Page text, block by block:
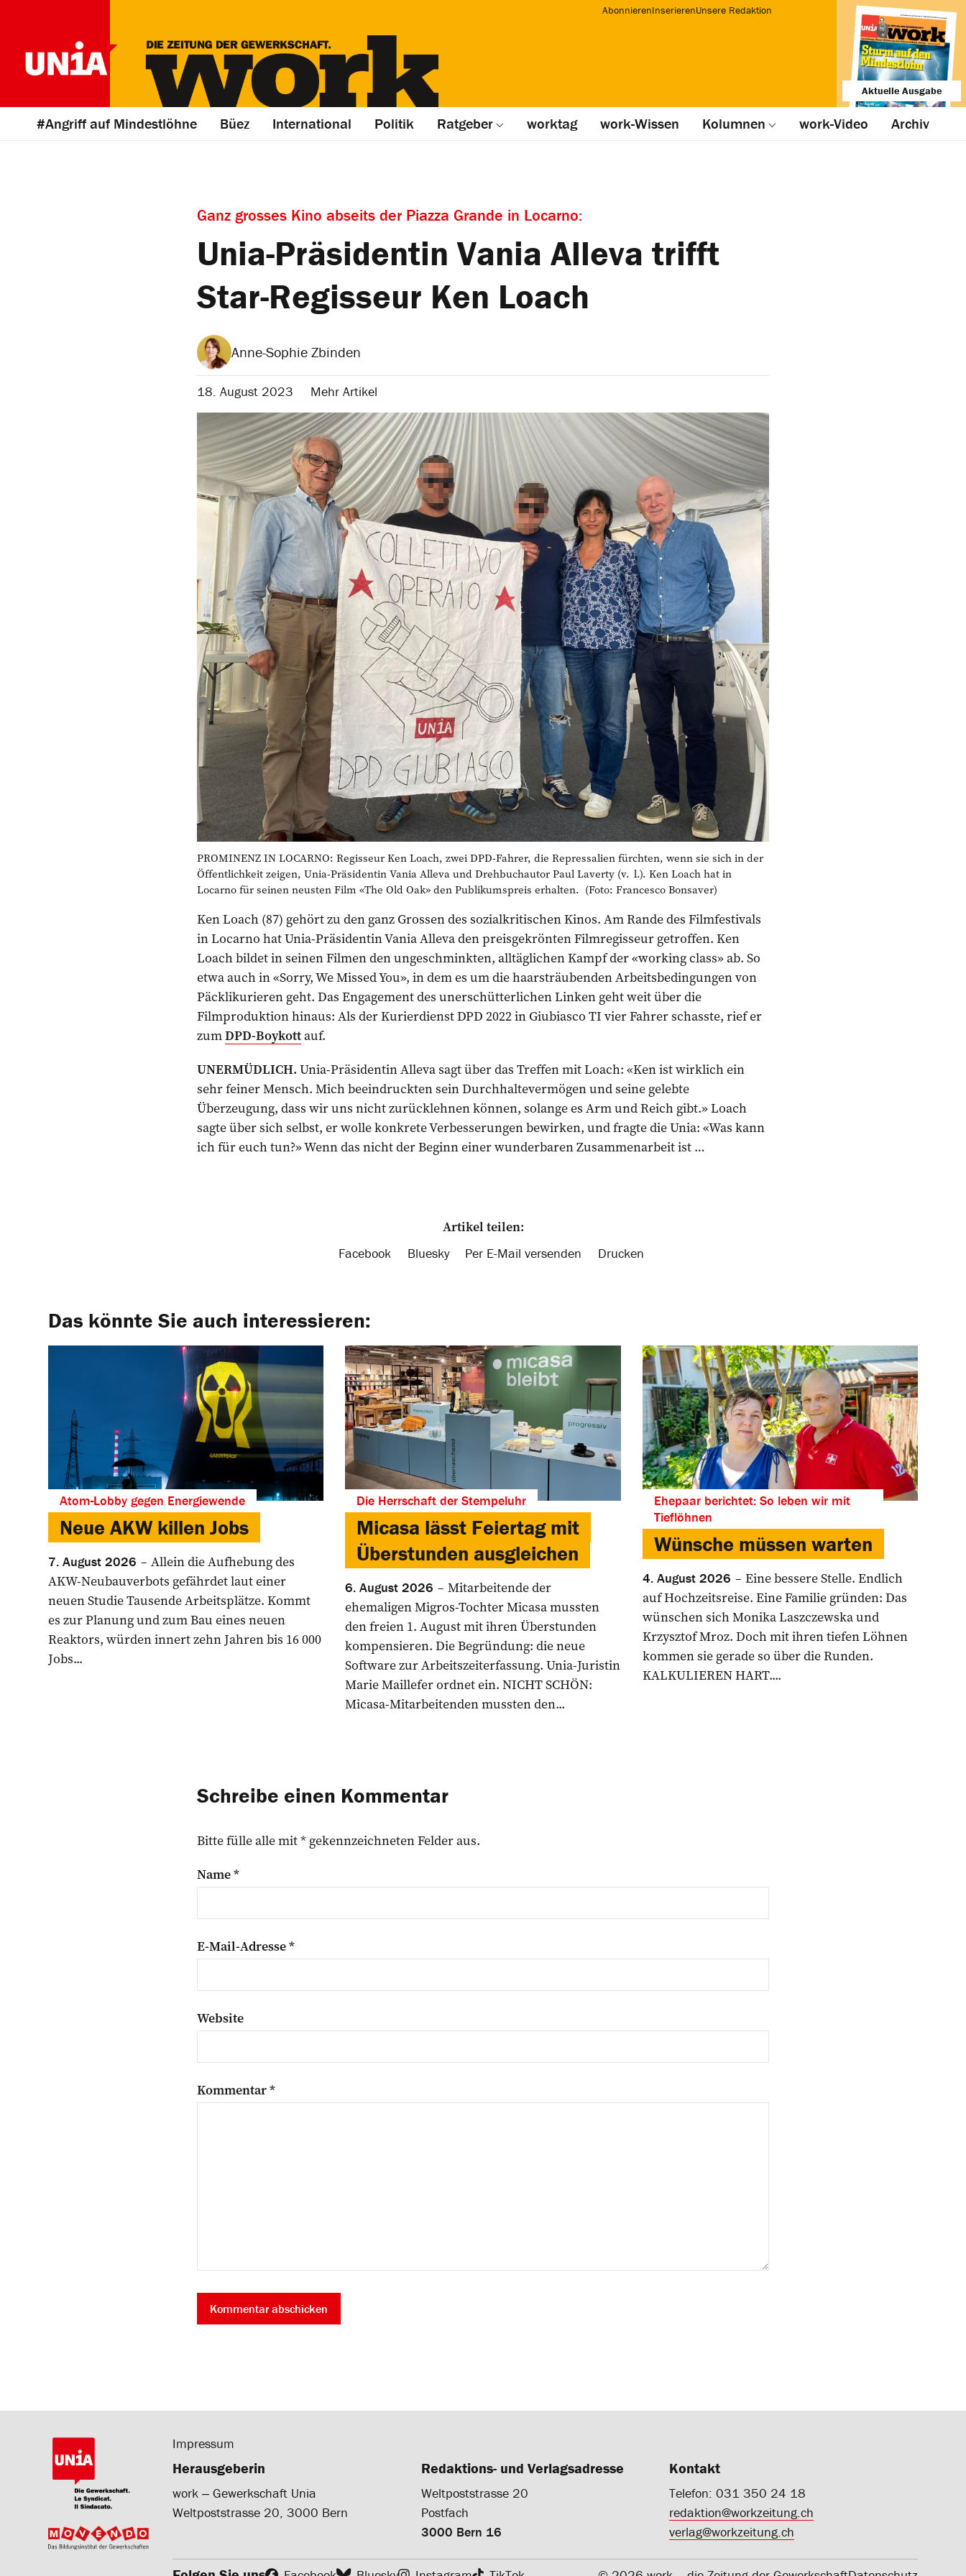
AbonnierenInserierenUnsere Redaktion
Aktuelle Ausgabe
#Angriff auf Mindestlöhne Büez International Politik Ratgeber worktag work-Wissen Kolumnen work-Video Archiv
Ganz grosses Kino abseits der Piazza Grande in Locarno:
Unia-Präsidentin Vania Alleva trifft
Star-Regisseur Ken Loach
Anne-Sophie Zbinden
18. August 2023 Mehr Artikel
PROMINENZ IN LOCARNO: Regisseur Ken Loach, zwei DPD-Fahrer, die Repressalien fürchten, wenn sie sich in der
Öffentlichkeit zeigen, Unia-Präsidentin Vania Alleva und Drehbuchautor Paul Laverty (v. l.). Ken Loach hat in
Locarno für seinen neusten Film «The Old Oak» den Publikumspreis erhalten. (Foto: Francesco Bonsaver)
Ken Loach (87) gehört zu den ganz Grossen des sozialkritischen Kinos. Am Rande des Filmfestivals
in Locarno hat Unia-Präsidentin Vania Alleva den preisgekrönten Filmregisseur getroffen. Ken
Loach bildet in seinen Filmen den ungeschminkten, alltäglichen Kampf der «working class» ab. So
etwa auch in «Sorry, We Missed You», in dem es um die haarsträubenden Arbeitsbedingungen von
Päcklikurieren geht. Das Engagement des unerschütterlichen Linken geht weit über die
Filmproduktion hinaus: Als der Kurierdienst DPD 2022 in Giubiasco TI vier Fahrer schasste, rief er
zumDPD-Boykottauf.
UNERMÜDLICH. Unia-Präsidentin Alleva sagt über das Treffen mit Loach: «Ken ist wirklich ein
sehr feiner Mensch. Mich beeindruckten sein Durchhaltevermögen und seine gelebte
Überzeugung, dass wir uns nicht zurücklehnen können, solange es Arm und Reich gibt.» Loach
sagte über sich selbst, er wolle konkrete Verbesserungen bewirken, und fragte die Unia: «Was kann
ich für euch tun?» Wenn das nicht der Beginn einer wun­der­baren Zusammenarbeit ist …
Artikel teilen:
Facebook Bluesky Per E-Mail versenden Drucken
Das könnte Sie auch interessieren:
Atom-Lobby gegen Energiewende
Neue AKW killen Jobs
7. August 2026
Allein die Aufhebung des
AKW-Neubauverbots gefährdet laut einer
neuen Studie Tausende Arbeitsplätze. Kommt
es zur Planung und zum Bau eines neuen
Reaktors, würden innert zehn Jahren bis 16 000
Jobs...
Die Herrschaft der Stempeluhr
Micasa lässt Feiertag mit
Überstunden ausgleichen
6. August 2026
Mitarbeitende der
ehemaligen Migros-Tochter Micasa mussten
den freien 1. August mit ihren Überstunden
kompensieren. Die Begründung: die neue
Software zur Arbeitszeiterfassung. Unia-Juristin
Marie Maillefer ordnet ein. NICHT SCHÖN:
Micasa-Mitarbeitenden mussten den...
Ehepaar berichtet: So leben wir mit
Tieflöhnen
Wünsche müssen warten
4. August 2026
Eine bessere Stelle. Endlich
auf Hochzeitsreise. Eine Familie gründen: Das
wünschen sich Monika Laszczewska und
Krzysztof Mroz. Doch mit ihren tiefen Löhnen
kommen sie gerade so über die Runden.
KALKULIEREN HART....
Schreibe einen Kommentar
Bitte fülle alle mit * gekennzeichneten Felder aus.
Name*
E-Mail-Adresse*
Website
Kommentar*
Impressum
Herausgeberin
work ‒ Gewerkschaft Unia
Weltpoststrasse 20, 3000 Bern
Redaktions- und Verlagsadresse
Weltpoststrasse 20
Postfach
3000 Bern 16
Kontakt
Telefon: 031 350 24 18
redaktion@workzeitung.ch
verlag@workzeitung.ch